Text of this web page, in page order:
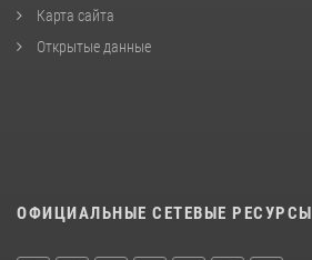
Карта сайта
Открытые данные
ОФИЦИАЛЬНЫЕ СЕТЕВЫЕ РЕСУРСЫ